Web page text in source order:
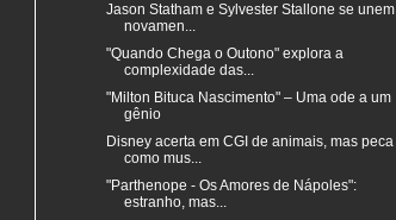
Jason Statham e Sylvester Stallone se unem
novamen...
"Quando Chega o Outono" explora a
complexidade das...
"Milton Bituca Nascimento" – Uma ode a um
gênio
Disney acerta em CGI de animais, mas peca
como mus...
"Parthenope - Os Amores de Nápoles":
estranho, mas...